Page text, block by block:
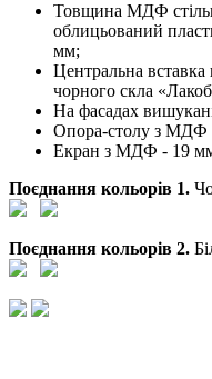
Товщина МДФ
облицьований
мм;
Центральна вставка
чорного скла
На фасадах
Опора-столу з МДФ
Екран з МДФ - 19
Поєднання кольорів 1.
Поєднання кольорів 2.